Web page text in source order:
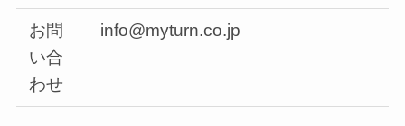
お問
い合
わせ
info@myturn.co.jp